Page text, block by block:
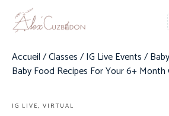
Accueil/Classes/IG Live Events/
Baby Food Recipes For Your 6+ Month
IG LIVE, VIRTUAL